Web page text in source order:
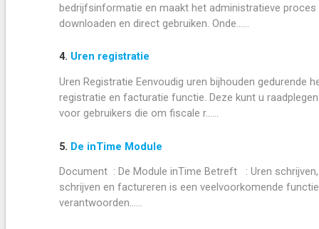
bedrijfsinformatie en maakt het administratieve
downloaden en direct gebruiken. Onde......
4. Uren registratie
Uren Registratie Eenvoudig uren bijhouden gedurende
registratie en facturatie functie. Deze kunt u
voor gebruikers die om fiscale r......
5. De inTime Module
Document : De Module inTime Betreft : Uren
schrijven en factureren is een veelvoorkomende
verantwoorden......